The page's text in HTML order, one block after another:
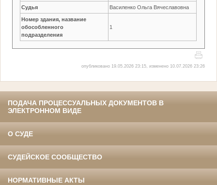
Судья Василенко Ольга Вячеславовна
Номер здания, название
обособленного
подразделения
1
опубликовано 19.05.2026 23:15, изменено 10.07.2026 23:26
ПОДАЧА ПРОЦЕССУАЛЬНЫХ ДОКУМЕНТОВ В
ЭЛЕКТРОННОМ ВИДЕ
О СУДЕ
СУДЕЙСКОЕ СООБЩЕСТВО
НОРМАТИВНЫЕ АКТЫ